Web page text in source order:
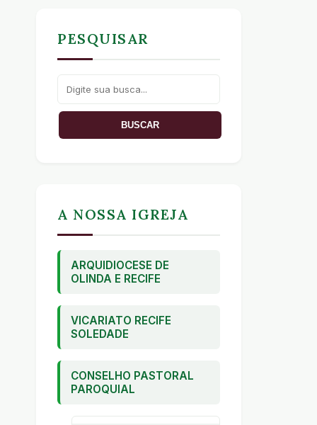
PESQUISAR
A NOSSA IGREJA
ARQUIDIOCESE DE
OLINDA E RECIFE
VICARIATO RECIFE
SOLEDADE
CONSELHO PASTORAL
PAROQUIAL